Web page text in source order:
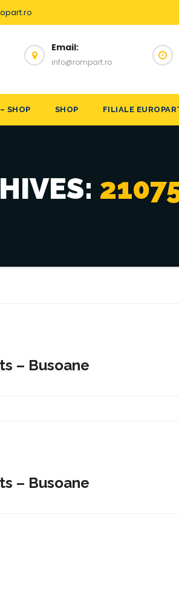
Email:
info@rompart.ro
SHOP SHOP FILIALE
– Busoane
– Busoane